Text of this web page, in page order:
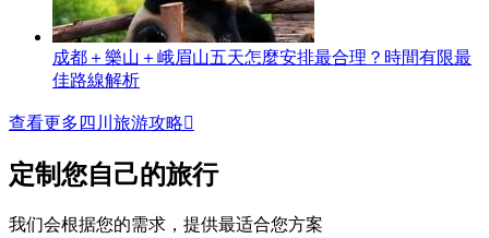
成都＋樂山＋峨眉山五天怎麼安排最合理？時間有限最
佳路線解析
查看更多四川旅游攻略
定制您自己的旅行
我们会根据您的需求，提供最适合您方案